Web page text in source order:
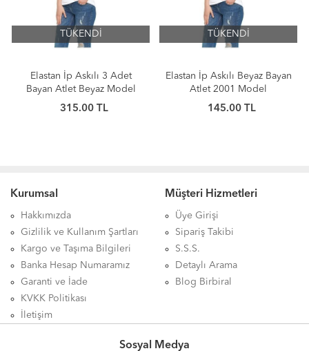
TÜKENDİ
Elastan İp Askılı 3 Adet
Bayan Atlet Beyaz Model
2001
315.00 TL
TÜKENDİ
Elastan İp Askılı Beyaz Bayan
Atlet 2001 Model
145.00 TL
Kurumsal
Hakkımızda
Gizlilik ve Kullanım Şartları
Kargo ve Taşıma Bilgileri
Banka Hesap Numaramız
Garanti ve İade
KVKK Politikası
İletişim
Müşteri Hizmetleri
Üye Girişi
Sipariş Takibi
S.S.S.
Detaylı Arama
Blog Birbiral
Sosyal Medya